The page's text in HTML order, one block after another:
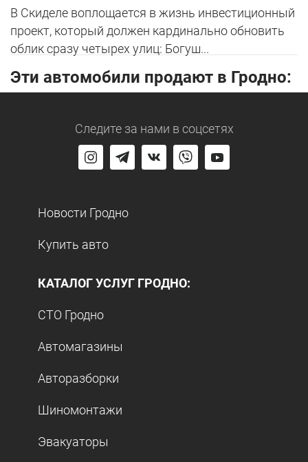
В Скиделе воплощается в жизнь инвестиционный
проект, который должен кардинально обновить
облик сразу четырех улиц: Богуш...
Эти автомобили продают в Гродно:
Следите за нами в соцсетях
Новости Гродно
Купить авто
КАТАЛОГ УСЛУГ ГРОДНО:
СТО Гродно
Автомагазины
Авторазборки
Шиномонтажи
Эвакуаторы